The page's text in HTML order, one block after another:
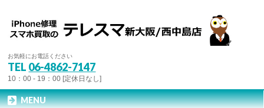
お気軽にお電話ください
TEL 06-4862-7147
10：00 - 19：00 [定休日なし]
MENU